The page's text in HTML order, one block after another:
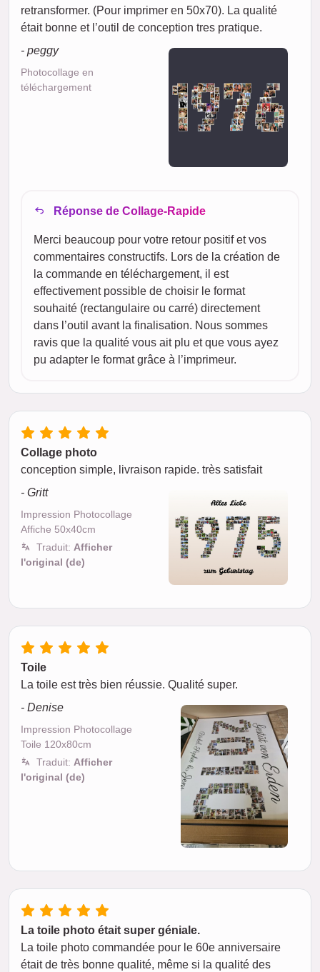
retransformer. (Pour imprimer en 50x70). La qualité
était bonne et l’outil de conception tres pratique.
- peggy
Photocollage en
téléchargement
Réponse de Collage-Rapide
Merci beaucoup pour votre retour positif et vos
commentaires constructifs. Lors de la création de
la commande en téléchargement, il est
effectivement possible de choisir le format
souhaité (rectangulaire ou carré) directement
dans l’outil avant la finalisation. Nous sommes
ravis que la qualité vous ait plu et que vous ayez
pu adapter le format grâce à l’imprimeur.
Collage photo
conception simple, livraison rapide. très satisfait
- Gritt
Impression Photocollage
Affiche 50x40cm
Traduit: Afficher
l'original (de)
Toile
La toile est très bien réussie. Qualité super.
- Denise
Impression Photocollage
Toile 120x80cm
Traduit: Afficher
l'original (de)
La toile photo était super géniale.
La toile photo commandée pour le 60e anniversaire
était de très bonne qualité, même si la qualité des